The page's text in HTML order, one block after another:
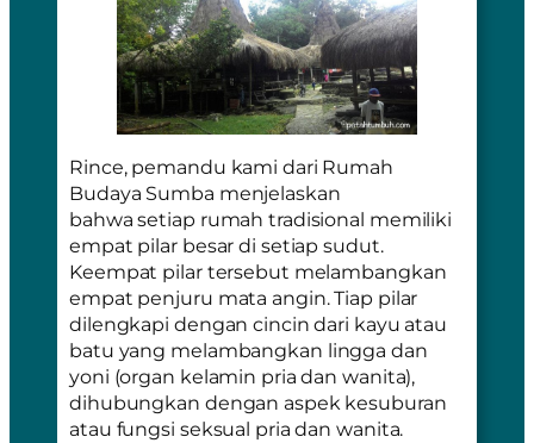
Rince, pemandu kami dari Rumah
Budaya Sumba menjelaskan
bahwa setiap rumah tradisional memiliki
empat pilar besar di setiap sudut.
Keempat pilar tersebut melambangkan
empat penjuru mata angin. Tiap pilar
dilengkapi dengan cincin dari kayu atau
batu yang melambangkan linggadan
yoni (organ kelamin pria dan wanita),
dihubungkan dengan aspek kesuburan
atau fungsi seksual pria dan wanita.